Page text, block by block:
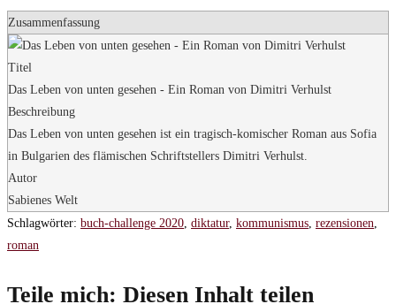
Zusammenfassung
Titel
Das Leben von unten gesehen - Ein Roman von Dimitri Verhulst
Beschreibung
Das Leben von unten gesehen ist ein tragisch-komischer Roman aus Sofia
in Bulgarien des flämischen Schriftstellers Dimitri Verhulst.
Autor
Sabienes Welt
Schlagwörter: buch-challenge 2020, diktatur, kommunismus, rezensionen,
roman
Teile mich: Diesen Inhalt teilen